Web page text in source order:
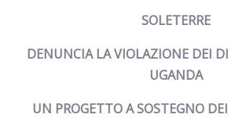
SOLETERRE
DENUNCIA LA VIOLAZIONE DEI
UGANDA
UN PROGETTO A SOSTEGNO